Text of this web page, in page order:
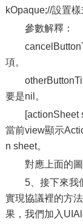
kOpaque;//設置
參數解釋：
項。
要是nil。
[actionSheet
當前view顯示
n sheet。
對應上面的
5、接下來我
實現協議裡的方
果，我們加入